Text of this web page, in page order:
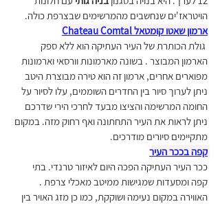
הויטראז'ים שנחשבים מהמרשימים שבצרפת כולה.
ארמון שאטו קומטאל Chateau Comtal
גולת הכותרת של העיר העתיקה הוא ללא ספק
הארמון המבוצר . בשונה מארמונות וורסאי וארמונות
מפוארים אחרים, ארמון זה הוא טירה מבוצרת היטב
ניתן לערוך סיור בין החדרים השוממים, עלו לסיור על
החומה המרשימה והציצו מבעד לחרכי הירי שדרכם
ניתן לראות את העיר התחתונה ואף רחוק מזה. במקום
מתקיימים סיורים מודרכים.
קפה בככר העיר
ככר העיר העתיקה הפכה היום לאיזור טרנדי. בתי
קפה ומסעדות שמגישות ממיטב מאכלי צרפת .
האווירה במקום נעימה ושוקקת, כמו כן מזג האויר בין